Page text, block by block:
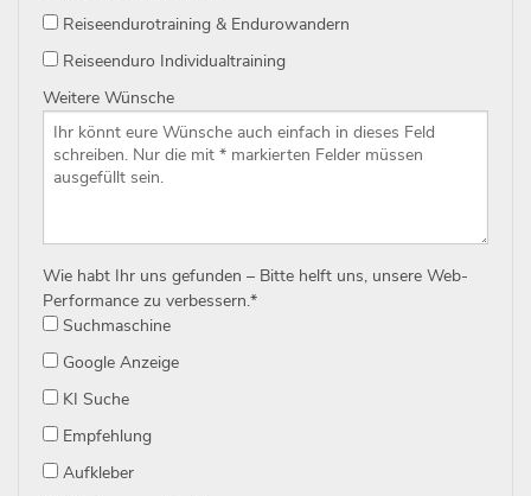
Reiseendurotraining & Endurowandern
Reiseenduro Individualtraining
Weitere Wünsche
Wie habt Ihr uns gefunden – Bitte helft uns, unsere Web-
Performance zu verbessern.*
Suchmaschine
Google Anzeige
KI Suche
Empfehlung
Aufkleber